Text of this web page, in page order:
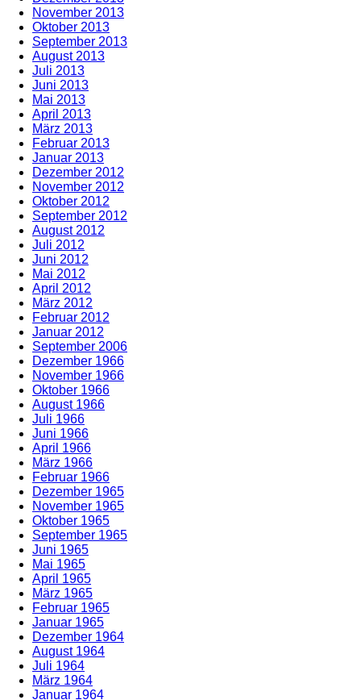
November 2013
Oktober 2013
September 2013
August 2013
Juli 2013
Juni 2013
Mai 2013
April 2013
März 2013
Februar 2013
Januar 2013
Dezember 2012
November 2012
Oktober 2012
September 2012
August 2012
Juli 2012
Juni 2012
Mai 2012
April 2012
März 2012
Februar 2012
Januar 2012
September 2006
Dezember 1966
November 1966
Oktober 1966
August 1966
Juli 1966
Juni 1966
April 1966
März 1966
Februar 1966
Dezember 1965
November 1965
Oktober 1965
September 1965
Juni 1965
Mai 1965
April 1965
März 1965
Februar 1965
Januar 1965
Dezember 1964
August 1964
Juli 1964
März 1964
Januar 1964